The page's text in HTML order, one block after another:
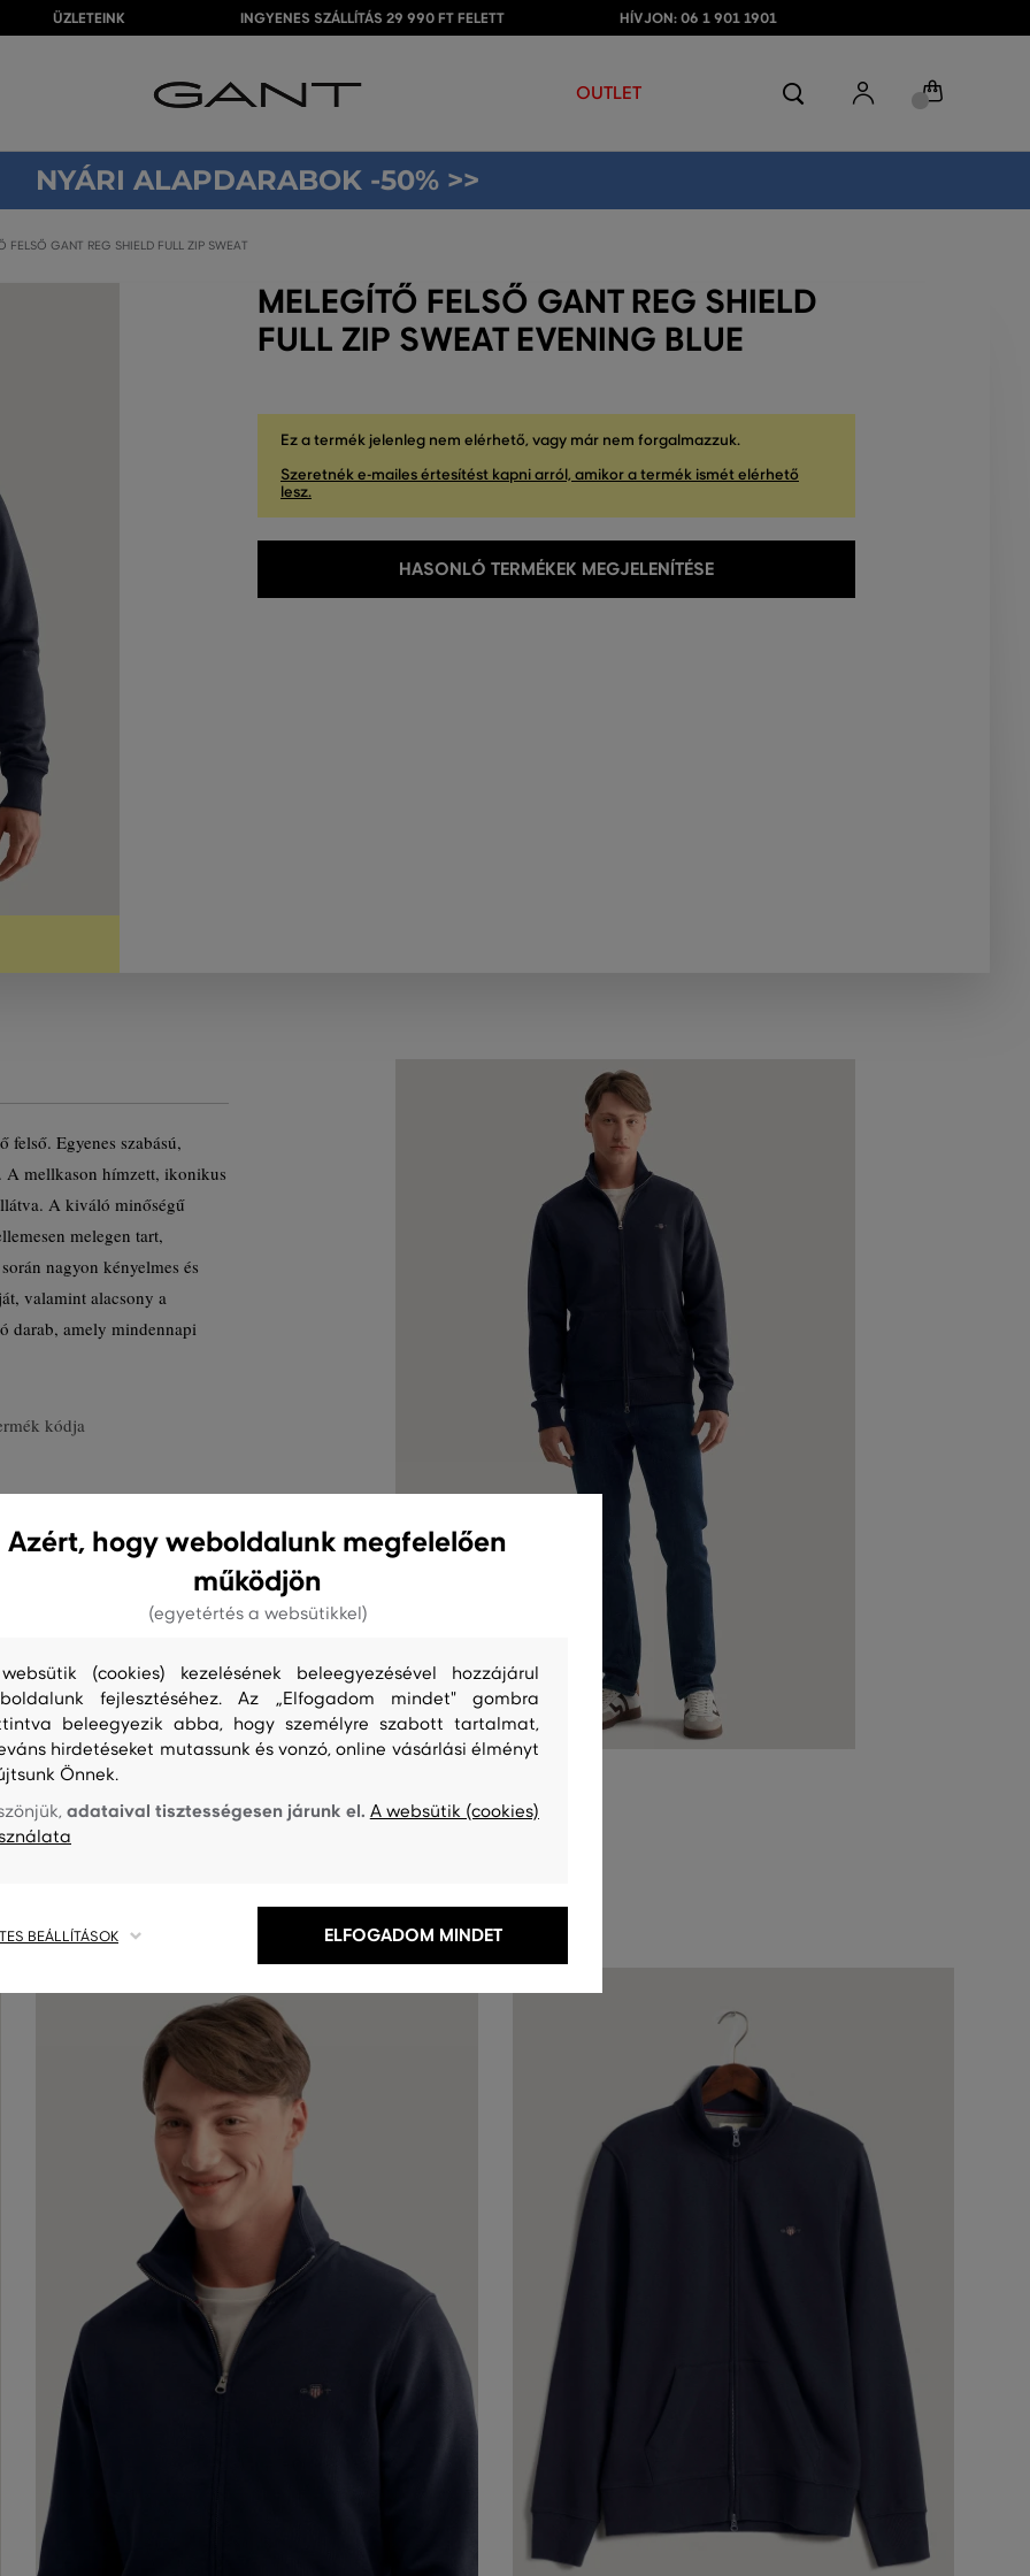
ÜZLETEINK INGYENES SZÁLLÍTÁS 29 990 FT FELETT HÍVJON: 06 1 901 1901
OUTLET
NYÁRI ALAPDARABOK -50% >>
FELSŐ GANT REG SHIELD FULL ZIP SWEAT
MELEGÍTŐ FELSŐ GANT REG SHIELD
FULL ZIP SWEAT EVENING BLUE
Ez a termék jelenleg nem elérhető, vagy már nem forgalmazzuk.
Szeretnék e-mailes értesítést kapni arról, amikor a termék ismét elérhető
lesz.
HASONLÓ TERMÉKEK MEGJELENÍTÉSE
Egyenes szabású,
A mellkason hímzett, ikonikus
A kiváló minőségű
melegen tart,
nagyon kényelmes és
valamint alacsony a
darab, amely mindennapi
kódja
TISZTÍTÁS
Azért, hogy weboldalunk megfelelően
működjön
(egyetértés a websütikkel)
(cookies) kezelésének beleegyezésével hozzájárul
fejlesztéséhez. Az „Elfogadom mindet" gombra
beleegyezik abba, hogy személyre szabott tartalmat,
hirdetéseket mutassunk és vonzó, online vásárlási élményt
Önnek.
adataival tisztességesen járunk el. A websütik (cookies)
BEÁLLÍTÁSOK ELFOGADOM MINDET